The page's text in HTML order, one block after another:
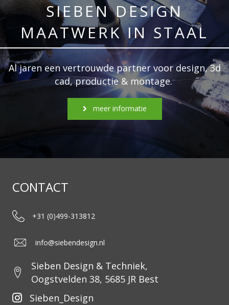
SIEBEN DESIGN
MAATWERK IN STAAL
Al jaren een vertrouwde partner voor design, 3d
cad, productie & montage.
meer informatie
CONTACT
+31 (0)499-313812
info@siebendesign.nl
Sieben Design & Techniek,
Oogstvelden 38, 5685 JR Best
Sieben_Design